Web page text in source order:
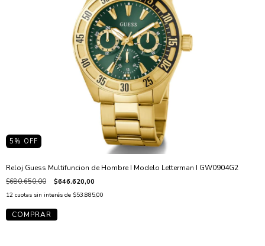
5 % OFF
Reloj Guess Multifuncion de Hombre I Modelo Letterman I GW0904G2
$680.650,00 $646.620,00
12 cuotas sin interés de $53.885,00